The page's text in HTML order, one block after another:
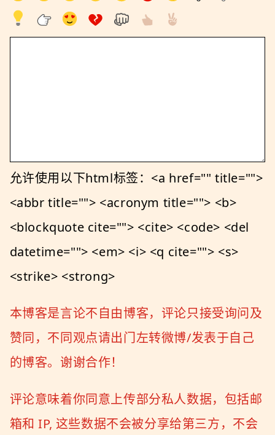
允许使用以下html标签：<a href="" title="">
<abbr title=""> <acronym title=""> <b>
<blockquote cite=""> <cite> <code> <del
datetime=""> <em> <i> <q cite=""> <s>
<strike> <strong>
本博客是言论不自由博客，评论只接受询问及
赞同，不同观点请出门左转微博/发表于自己
的博客。谢谢合作！
评论意味着你同意上传部分私人数据，包括邮
箱和 IP, 这些数据不会被分享给第三方，不会